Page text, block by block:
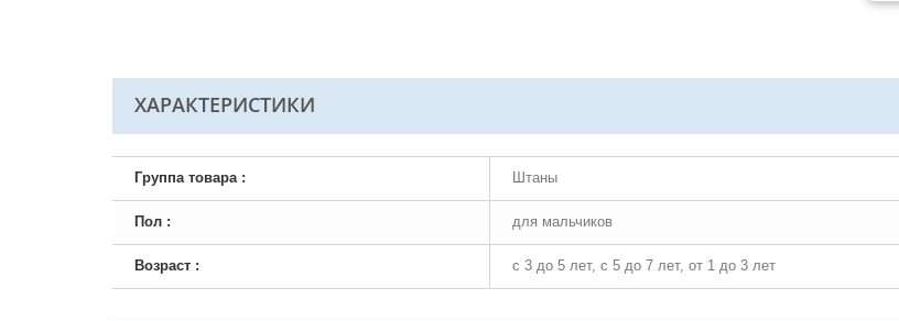
ХАРАКТЕРИСТИКИ
Группа товара : Штаны
Пол : для мальчиков
Возраст : с 3 до 5 лет, с 5 до 7 лет, от 1 до 3 лет